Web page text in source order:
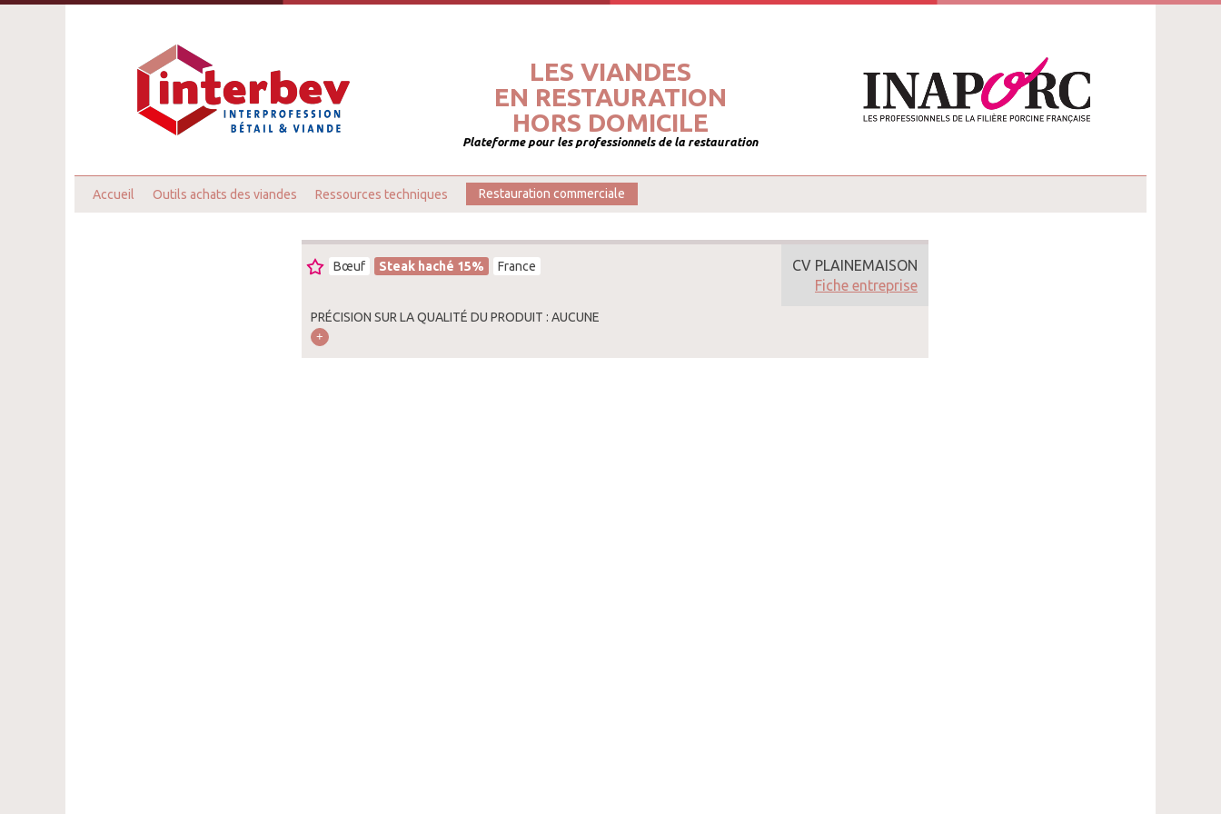
LES VIANDES
EN RESTAURATION
HORS DOMICILE
Plateforme pour les professionnels de la restauration
Accueil Outils achats des viandes Ressources techniques Restauration commerciale
Bœuf Steak haché 15% France
PRÉCISION SUR LA QUALITÉ DU PRODUIT : AUCUNE
CV PLAINEMAISON
Fiche entreprise